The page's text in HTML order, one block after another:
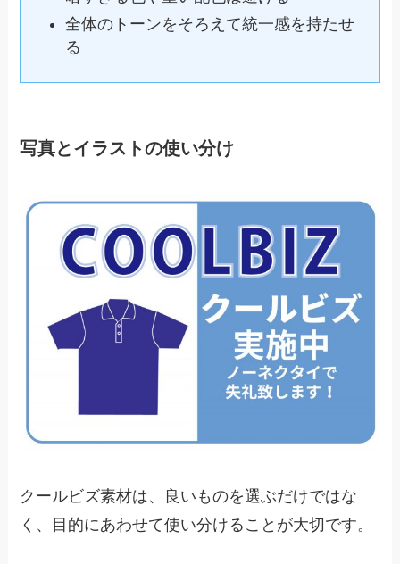
全体のトーンをそろえて統一感を持たせ
る
写真とイラストの使い分け
クールビズ素材は、良いものを選ぶだけではな
く、目的にあわせて使い分けることが大切です。